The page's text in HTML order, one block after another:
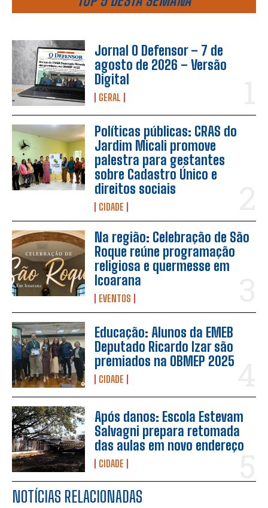
Jornal O Defensor – 7 de
agosto de 2026 – Versão
Digital
GERAL
Políticas públicas: CRAS do
Jardim Micali promove
palestra para gestantes
sobre Cadastro Único e
direitos sociais
CIDADE
Na região: Celebração de São
Roque reúne programação
religiosa e quermesse em
Icoarana
EVENTOS
Educação: Alunos da EMEB
Deputado Ricardo Izar são
premiados na OBMEP 2025
CIDADE
Após danos: Escola Estevam
Salvagni prepara retomada
das aulas em novo endereço
CIDADE
NOTÍCIAS RELACIONADAS